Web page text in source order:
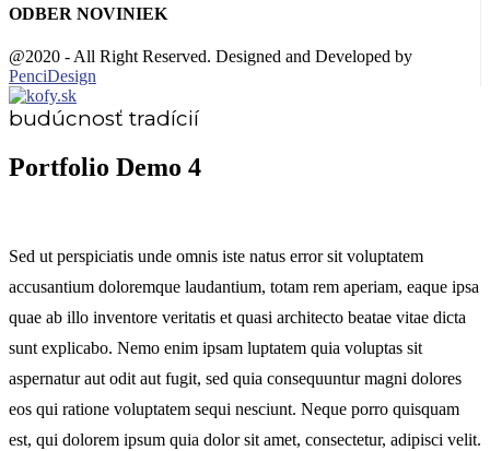
ODBER NOVINIEK
@2020 - All Right Reserved. Designed and Developed by
PenciDesign
budúcnosť tradícií
Portfolio Demo 4
Sed ut perspiciatis unde omnis iste natus error sit voluptatem
accusantium doloremque laudantium, totam rem aperiam, eaque ipsa
quae ab illo inventore veritatis et quasi architecto beatae vitae dicta
sunt explicabo. Nemo enim ipsam luptatem quia voluptas sit
aspernatur aut odit aut fugit, sed quia consequuntur magni dolores
eos qui ratione voluptatem sequi nesciunt. Neque porro quisquam
est, qui dolorem ipsum quia dolor sit amet, consectetur, adipisci velit.